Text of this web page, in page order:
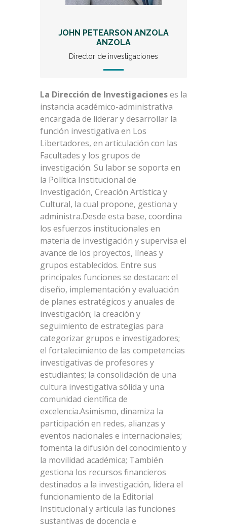
JOHN PETEARSON ANZOLA
ANZOLA
Director de investigaciones
La Dirección de Investigacioneses la
instancia académico-administrativa
encargada de liderar y desarrollar la
función investigativa en Los
Libertadores, en articulación con las
Facultades y los grupos de
investigación. Su labor se soporta en
la Política Institucional de
Investigación, Creación Artística y
Cultural, la cual propone, gestiona y
administra.Desde esta base, coordina
los esfuerzos institucionales en
materia de investigación y supervisa el
avance de los proyectos, líneas y
grupos establecidos. Entre sus
principales funciones se destacan: el
diseño, implementación y evaluación
de planes estratégicos y anuales de
investigación; la creación y
seguimiento de estrategias para
categorizar grupos e investigadores;
el fortalecimiento de las competencias
investigativas de profesores y
estudiantes; la consolidación de una
cultura investigativa sólida y una
comunidad científica de
excelencia.Asimismo, dinamiza la
participación en redes, alianzas y
eventos nacionales e internacionales;
fomenta la difusión del conocimiento y
la movilidad académica; También
gestiona los recursos financieros
destinados a la investigación, lidera el
funcionamiento de la Editorial
Institucional y articula las funciones
sustantivas de docencia e